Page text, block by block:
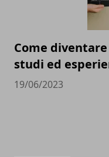
Come
studi ed
19/06/2023